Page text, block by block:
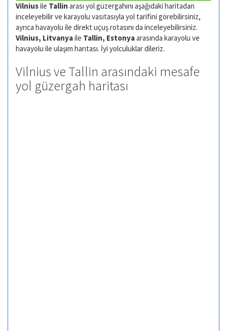
Vilniusile Tallin arası yol güzergahını aşağıdaki haritadan
inceleyebilir ve karayolu vasıtasıyla yol tarifini görebilirsiniz,
ayrıca havayolu ile direkt uçuş rotasını da inceleyebilirsiniz.
Vilnius, Litvanyaile Tallin, Estonyaarasında karayolu ve
havayolu ile ulaşım harıtası. İyi yolculuklar dileriz.
Vilnius ve Tallin arasındaki mesafe
yol güzergah haritası